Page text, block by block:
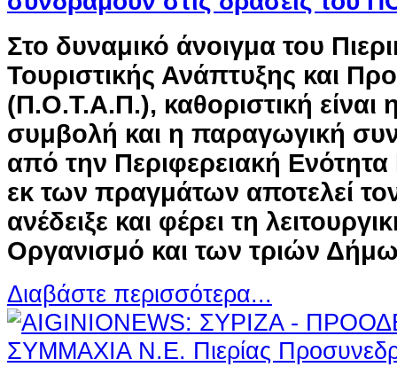
Στο δυναμικό άνοιγμα του
Τουριστικής Ανάπτυξης και
(Π.Ο.Τ.Α.Π.), καθοριστική είναι
συμβολή και η παραγωγική
από την Περιφερειακή Ενότητα
εκ των πραγμάτων αποτελεί
ανέδειξε και φέρει τη
Οργανισμό και των τριών
Διαβάστε περισσότερα...